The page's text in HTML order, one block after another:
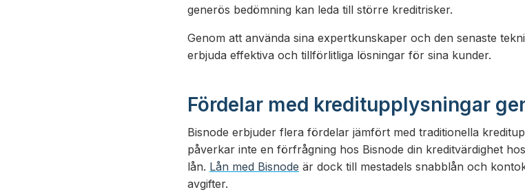
generös bedömning kan leda till större kreditrisker.
Genom att använda sina expertkunskaper och den senaste
erbjuda effektiva och tillförlitliga lösningar för sina kunder.
Fördelar med kreditupplysningar
Bisnode erbjuder flera fördelar jämfört med traditionella
påverkar inte en förfrågning hos Bisnode din kreditvärdighet
lån. Lån med Bisnode är dock till mestadels snabblån och
avgifter.